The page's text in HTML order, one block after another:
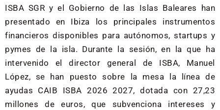
ISBA SGR y el Gobierno de las Islas Baleares han
presentado en Ibiza los principales instrumentos
financieros disponibles para autónomos, startups y
pymes de la isla. Durante la sesión, en la que ha
intervenido el director general de ISBA, Manuel
López, se han puesto sobre la mesa la línea de
ayudas CAIB ISBA 2026 2027, dotada con 27,23
millones de euros, que subvenciona intereses y